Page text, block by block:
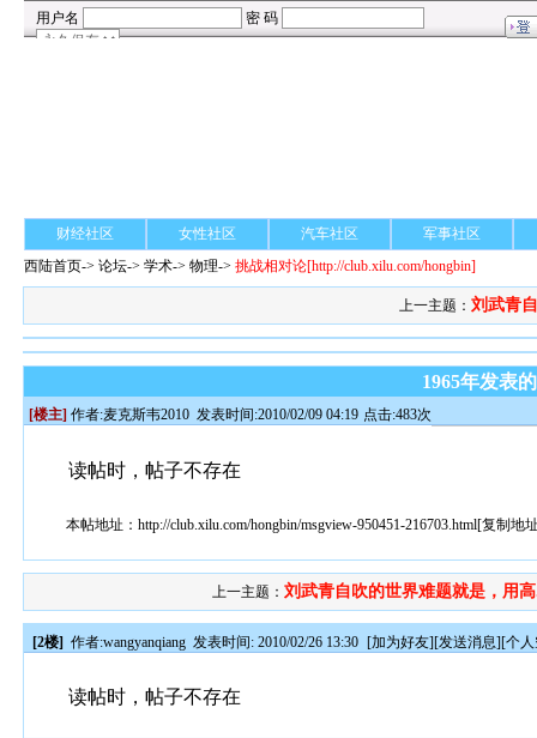
财经社区 女性社区 汽车社区
军事社区
西陆首页->论坛->学术-> 物理->挑战相对论[http://club.xilu.com/hongbin]
上一主题：刘武青
1965年发表
[楼主] 作者:麦克斯韦2010 发表时间:2010/02/09 04:19 点击:483次
读帖时，帖子不存在
本帖地址：http://club.xilu.com/hongbin/msgview-950451-216703.html[复制地
上一主题： 刘武青自吹的世界难题就是，用
[2楼] 作者:wangyanqiang 发表时间: 2010/02/26 13:30 [加为好友][发送消息][个
读帖时，帖子不存在